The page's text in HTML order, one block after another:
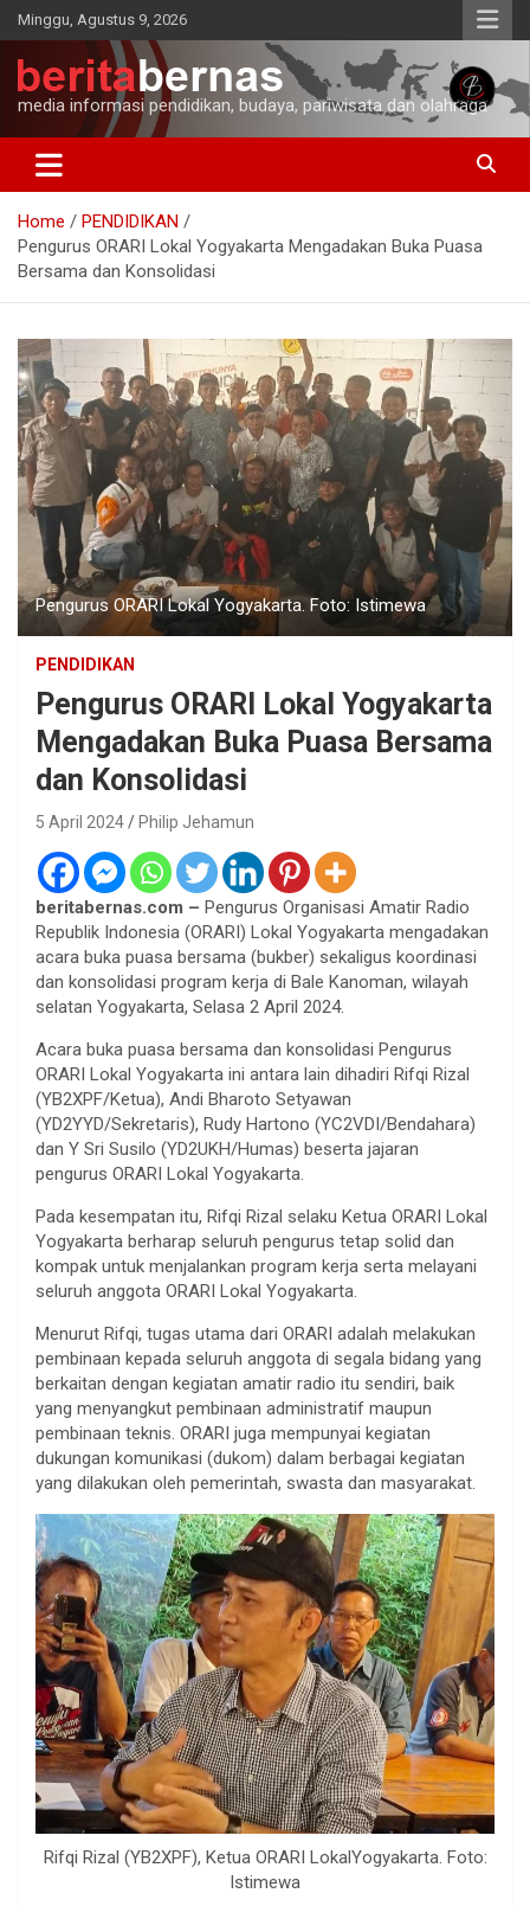
Skip
to
content
Minggu, Agustus 9, 2026
media informasi pendidikan, budaya, pariwisata dan olahraga
Home
PENDIDIKAN
Pengurus ORARI Lokal Yogyakarta Mengadakan Buka Puasa
Bersama dan Konsolidasi
Pengurus ORARI Lokal Yogyakarta. Foto: Istimewa
PENDIDIKAN
Pengurus ORARI Lokal Yogyakarta
Mengadakan Buka Puasa Bersama
dan Konsolidasi
5 April 2024 Philip Jehamun
beritabernas.com – Pengurus Organisasi Amatir Radio
Republik Indonesia (ORARI) Lokal Yogyakarta mengadakan
acara buka puasa bersama (bukber) sekaligus koordinasi
dan konsolidasi program kerja di Bale Kanoman, wilayah
selatan Yogyakarta, Selasa 2 April 2024.
Acara buka puasa bersama dan konsolidasi Pengurus
ORARI Lokal Yogyakarta ini antara lain dihadiri Rifqi Rizal
(YB2XPF/Ketua), Andi Bharoto Setyawan
(YD2YYD/Sekretaris), Rudy Hartono (YC2VDI/Bendahara)
dan Y Sri Susilo (YD2UKH/Humas) beserta jajaran
pengurus ORARI Lokal Yogyakarta.
Pada kesempatan itu, Rifqi Rizal selaku Ketua ORARI Lokal
Yogyakarta berharap seluruh pengurus tetap solid dan
kompak untuk menjalankan program kerja serta melayani
seluruh anggota ORARI Lokal Yogyakarta.
Menurut Rifqi, tugas utama dari ORARI adalah melakukan
pembinaan kepada seluruh anggota di segala bidang yang
berkaitan dengan kegiatan amatir radio itu sendiri, baik
yang menyangkut pembinaan administratif maupun
pembinaan teknis. ORARI juga mempunyai kegiatan
dukungan komunikasi (dukom) dalam berbagai kegiatan
yang dilakukan oleh pemerintah, swasta dan masyarakat.
Rifqi Rizal (YB2XPF), Ketua ORARI LokalYogyakarta. Foto:
Istimewa